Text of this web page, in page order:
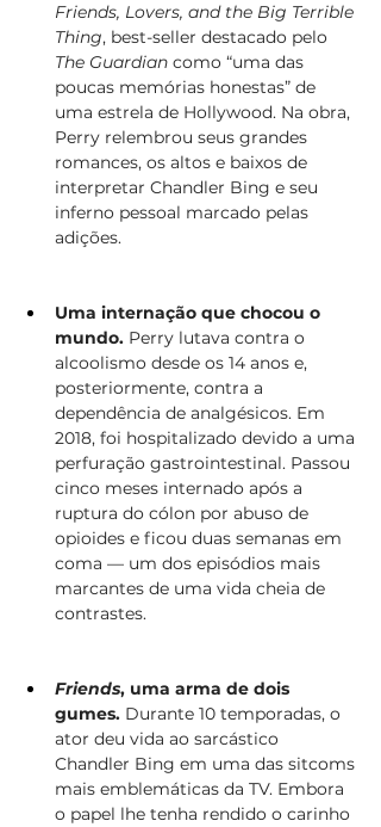
Friends, Lovers, and the Big Terrible
Thing, best-seller destacado pelo
The Guardian como “uma das
poucas memórias honestas” de
uma estrela de Hollywood. Na obra,
Perry relembrou seus grandes
romances, os altos e baixos de
interpretar Chandler Bing e seu
inferno pessoal marcado pelas
adições.
Uma internação que chocou o
mundo. Perry lutava contra o
alcoolismo desde os 14 anos e,
posteriormente, contra a
dependência de analgésicos. Em
2018, foi hospitalizado devido a uma
perfuração gastrointestinal. Passou
cinco meses internado após a
ruptura do cólon por abuso de
opioides e ficou duas semanas em
coma — um dos episódios mais
marcantes de uma vida cheia de
contrastes.
Friends, uma arma de dois
gumes. Durante 10 temporadas, o
ator deu vida ao sarcástico
Chandler Bing em uma das sitcoms
mais emblemáticas da TV. Embora
o papel lhe tenha rendido o carinho